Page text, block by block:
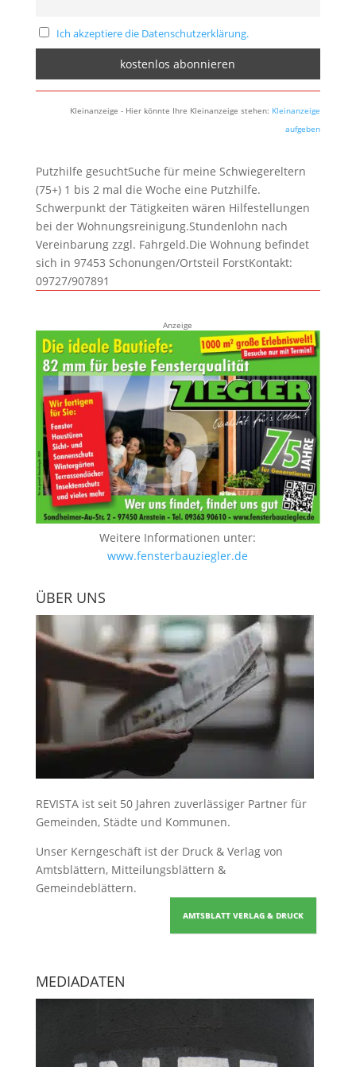
Ich akzeptiere die Datenschutzerklärung.
Kleinanzeige - Hier könnte Ihre Kleinanzeige stehen: Kleinanzeige
aufgeben
Putzhilfe gesuchtSuche für meine Schwiegereltern
(75+) 1 bis 2 mal die Woche eine Putzhilfe.
Schwerpunkt der Tätigkeiten wären Hilfestellungen
bei der Wohnungsreinigung.Stundenlohn nach
Vereinbarung zzgl. Fahrgeld.Die Wohnung befindet
sich in 97453 Schonungen/Ortsteil ForstKontakt:
09727/907891
Anzeige
Weitere Informationen unter:
www.fensterbauziegler.de
ÜBER UNS
REVISTA ist seit 50 Jahren zuverlässiger Partner für
Gemeinden, Städte und Kommunen.
Unser Kerngeschäft ist der Druck & Verlag von
Amtsblättern, Mitteilungsblättern &
Gemeindeblättern.
AMTSBLATT VERLAG & DRUCK
MEDIADATEN